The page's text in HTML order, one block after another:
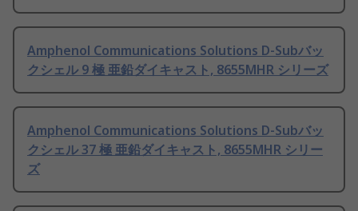
Amphenol Communications Solutions D-Subバッ
クシェル 9 極 亜鉛ダイキャスト, 8655MHR シリーズ
Amphenol Communications Solutions D-Subバッ
クシェル 37 極 亜鉛ダイキャスト, 8655MHR シリー
ズ